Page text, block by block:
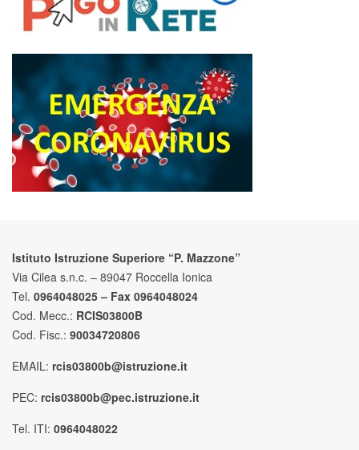
Istituto Istruzione Superiore “P. Mazzone”
Via Cilea s.n.c. – 89047 Roccella Ionica
Tel. 0964048025 – Fax 0964048024
Cod. Mecc.: RCIS03800B
Cod. Fisc.: 90034720806
EMAIL: rcis03800b@istruzione.it
PEC: rcis03800b@pec.istruzione.it
Tel. ITI: 0964048022